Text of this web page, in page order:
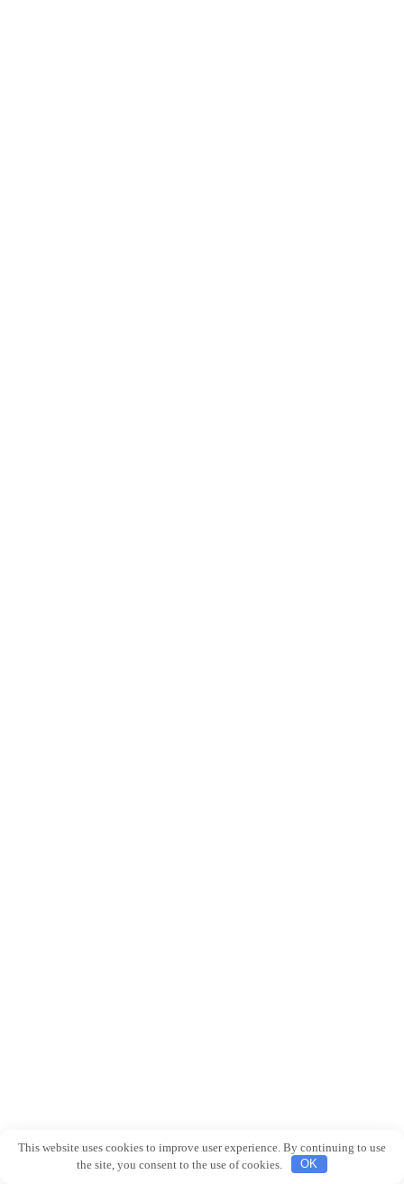
This website uses cookies to improve user experience. By continuing to use
the site, you consent to the use of cookies.
OK